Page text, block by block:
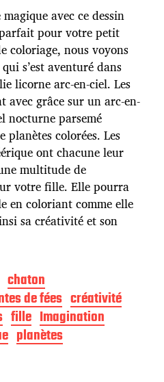
avec ce dessin
pour votre petit
coloriage, nous voyons
s’est aventuré dans
licorne arc-en-ciel. Les
avec grâce sur un arc-en-
nocturne parsemé
planètes colorées. Les
ont chacune leur
multitude de
votre fille. Elle pourra
en coloriant comme elle
sa créativité et son
chaton
de fées créativité
fille Imagination
planètes